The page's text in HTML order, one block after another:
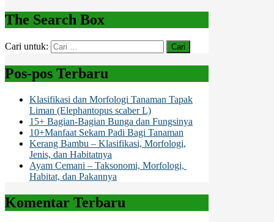
The Search Box
Cari untuk:
Pos-pos Terbaru
Klasifikasi dan Morfologi Tanaman Tapak
Liman (Elephantopus scaber L)
15+ Bagian-Bagian Bunga dan Fungsinya
10+Manfaat Sekam Padi Bagi Tanaman
Kerang Bambu – Klasifikasi, Morfologi,
Jenis, dan Habitatnya
Ayam Cemani – Taksonomi, Morfologi,
Habitat, dan Pakannya
Komentar Terbaru